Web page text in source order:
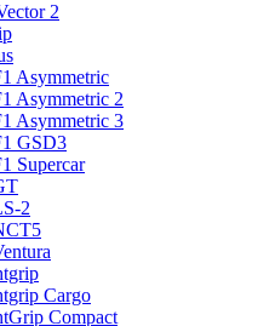
2
Asymmetric
Asymmetric 2
Asymmetric 3
GSD3
Supercar
2
Cargo
Compact